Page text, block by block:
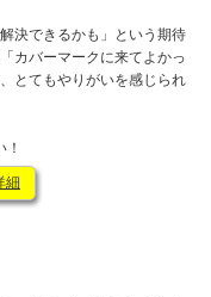
決できるかも」という期待
カバーマークに来てよかっ
とてもやりがいを感じられ
細